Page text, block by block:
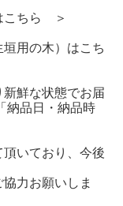
こちら ＞
用の木）はこち
鮮な状態でお届
納品日・納品時
いており、今後
力お願いしま